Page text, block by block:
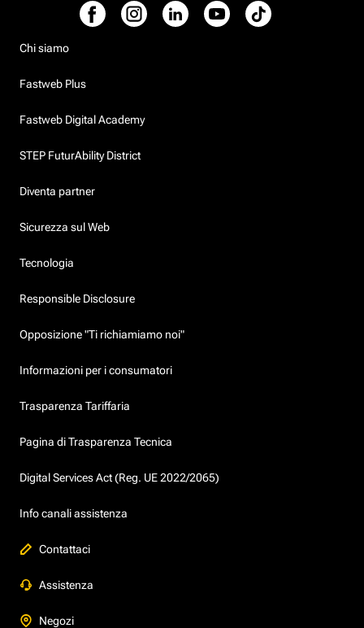
Chi siamo
Fastweb Plus
Fastweb Digital Academy
STEP FuturAbility District
Diventa partner
Sicurezza sul Web
Tecnologia
Responsible Disclosure
Opposizione "Ti richiamiamo noi"
Informazioni per i consumatori
Trasparenza Tariffaria
Pagina di Trasparenza Tecnica
Digital Services Act (Reg. UE 2022/2065)
Info canali assistenza
Contattaci
Assistenza
Negozi